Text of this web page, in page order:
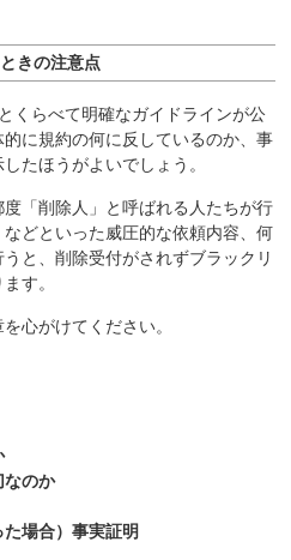
きの注意点
くらべて明確なガイドラインが公
に規約の何に反しているのか、事
たほうがよいでしょう。
「削除人」と呼ばれる人たちが行
どといった威圧的な依頼内容、何
と、削除受付がされずブラックリ
す。
心がけてください。
なのか
場合）事実証明